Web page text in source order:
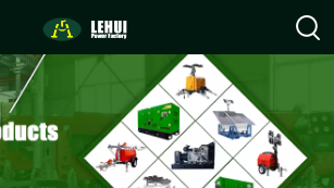
info@lehuipowerfactory.com